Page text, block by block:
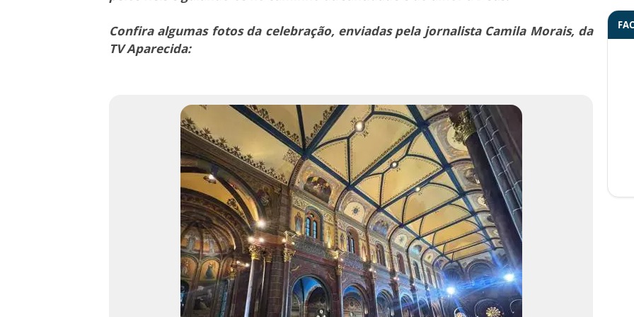
Confira algumas fotos da celebração, enviadas pela jornalista Camila Morais, da
TV Aparecida: